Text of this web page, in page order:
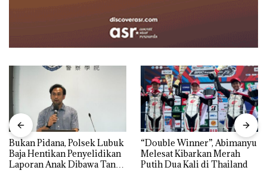
Bukan Pidana, Polsek Lubuk
Baja Hentikan Penyelidikan
Laporan Anak Dibawa Tanpa
“Double Winner”, Abimanyu
Melesat Kibarkan Merah
Putih Dua Kali di Thailand